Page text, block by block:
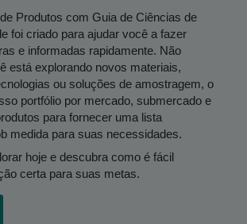
Produtos com Guia de Ciências de
foi criado para ajudar você a fazer
e informadas rapidamente. Não
está explorando novos materiais,
ou soluções de amostragem, o
portfólio por mercado, submercado e
para fornecer uma lista
medida para suas necessidades.
hoje e descubra como é fácil
certa para suas metas.